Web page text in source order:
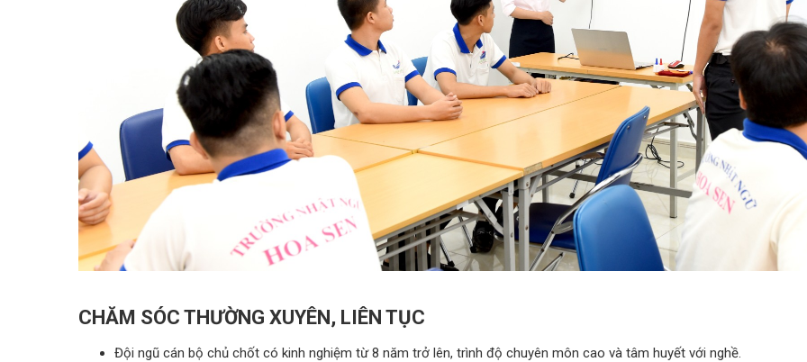
CHĂM SÓC THƯỜNG XUYÊN, LIÊN TỤC
Đội ngũ cán bộ chủ chốt có kinh nghiệm từ 8 năm trở lên, trình độ chuyên môn cao và tâm huyết với nghề.